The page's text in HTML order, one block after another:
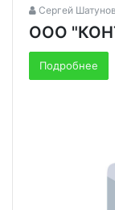
Сергей Шатунов
ООО
Подробнее